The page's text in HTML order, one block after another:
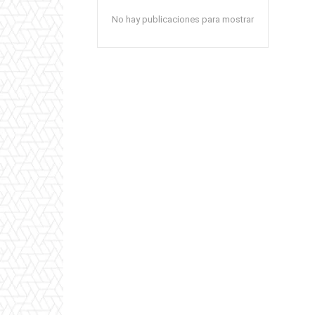
No hay publicaciones para mostrar